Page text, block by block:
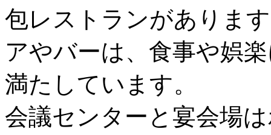
包レストランがありま
アやバーは、食事や娯
満たしています。
会議センターと宴会場